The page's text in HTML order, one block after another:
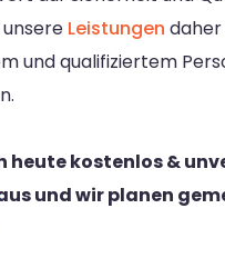
Leistungen
und qualifiziertem
heute kostenlos &
und wir planen